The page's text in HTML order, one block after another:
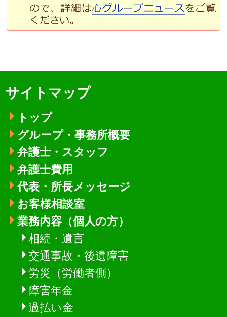
サイトマップ
トップ
グループ・事務所概要
弁護士・スタッフ
弁護士費用
代表・所長メッセージ
お客様相談室
業務内容（個人の方）
相続・遺言
交通事故・後遺障害
労災（労働者側）
障害年金
過払い金